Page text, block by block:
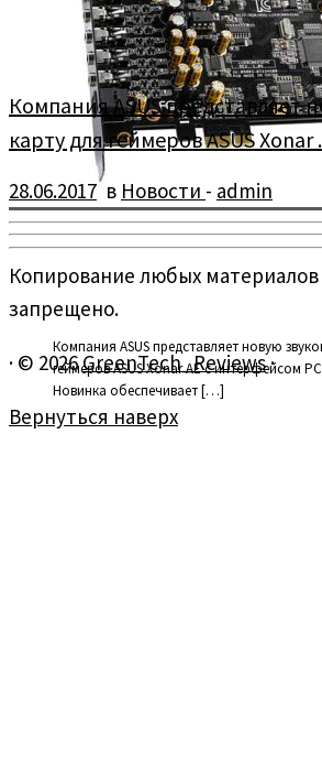
Компания ASUS представляет новую
геймеров ASUS Xonar AE с интерфейсом
Новинка обеспечивает […]
Компания ASUS представляет
карту для геймеров ASUS Xonar
28.06.2017в Новости - admin
Копирование любых материалов
запрещено.
· © 2026GreenTech_Reviews·
Вернуться наверх